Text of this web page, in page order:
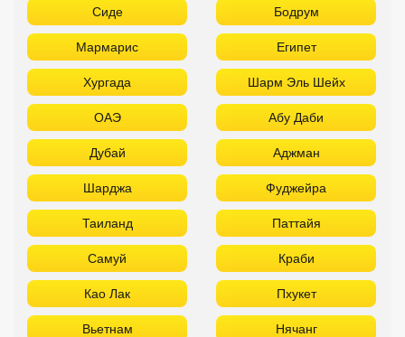
Сиде Бодрум
Мармарис Египет
Хургада Шарм Эль Шейх
ОАЭ Абу Даби
Дубай Аджман
Шарджа Фуджейра
Таиланд Паттайя
Самуй Краби
Као Лак Пхукет
Вьетнам Нячанг